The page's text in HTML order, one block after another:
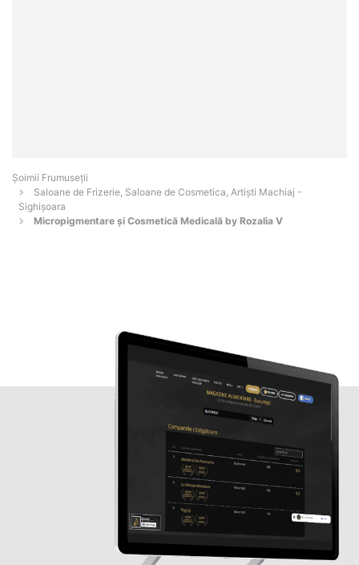
Șoimii Frumuseții
Saloane de Frizerie, Saloane de Cosmetica, Artiști Machiaj -
Sighişoara
Micropigmentare și Cosmetică Medicală by Rozalia V